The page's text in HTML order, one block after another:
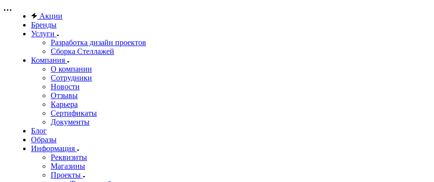
Акции
Бренды
Услуги
Разработка дизайн проектов
Сборка Стеллажей
Компания
О компании
Сотрудники
Новости
Отзывы
Карьера
Сертификаты
Документы
Блог
Образы
Информация
Реквизиты
Магазины
Проекты